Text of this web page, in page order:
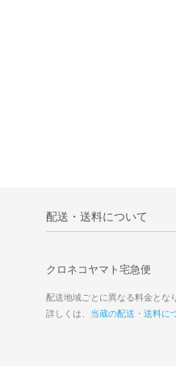
配送・送料について
クロネコヤマト宅急便
配送地域ごとに異なる料金とな
詳しくは、 当蔵の配送・送料に